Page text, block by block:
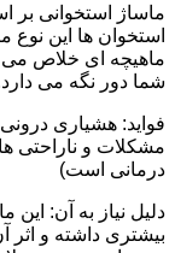
ماساژ استخوانی
استخوان ها این
ماهیچه ای خلاص می
شما دور نگه می
فواید: هشیاری
مشکلات و ناراحتی
درمانی است)
دلیل نیاز به آن: این
بیشتری داشته و